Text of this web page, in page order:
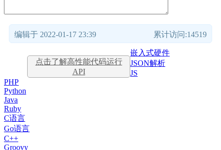
编辑于 2022-01-17 23:39 累计访问:14519
点击了解高性能代码运行
API
嵌入式硬件
JSON解析
JS
PHP
Python
Java
Ruby
C语言
Go语言
C++
Groovy